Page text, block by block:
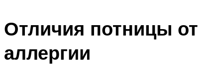
Отличия потницы от
аллергии